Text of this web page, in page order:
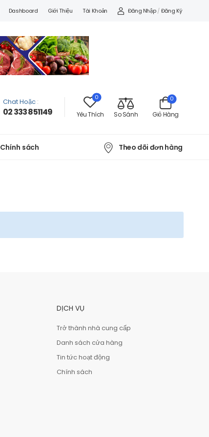
Dashboard Giới Thiệu Tài Khoản Đăng Nhập / Đăng Ký
Chat Hoặc :
02 333 851149
0
Yêu Thích So Sánh Giỏ Hàng
0
Chính sách Theo dõi đơn hàng
DỊCH VỤ
Trở thành nhà cung cấp
Danh sách cửa hàng
Tin tức hoạt động
Chính sách